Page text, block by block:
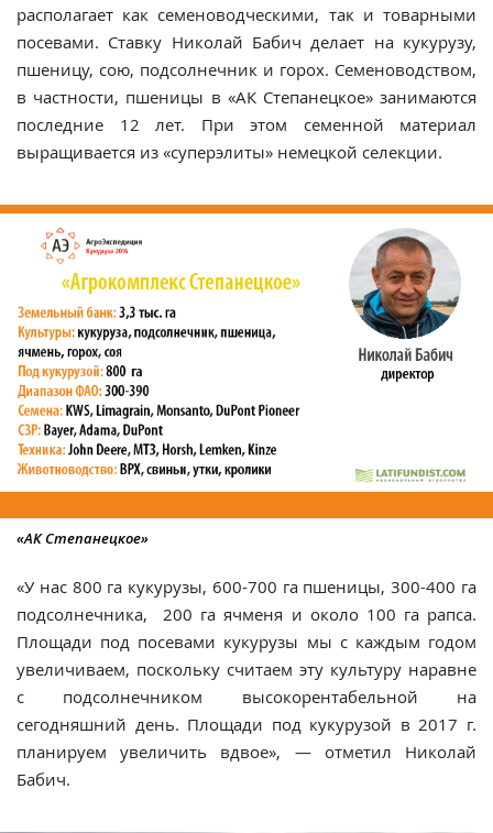
располагает как семеноводческими, так и товарными
посевами. Ставку Николай Бабич делает на кукурузу,
пшеницу, сою, подсолнечник и горох. Семеноводством,
в частности, пшеницы в «АК Степанецкое» занимаются
последние 12 лет. При этом семенной материал
выращивается из «суперэлиты» немецкой селекции.
«АК Степанецкое»
«У нас 800 га кукурузы, 600-700 га пшеницы, 300-400 га
подсолнечника, 200 га ячменя и около 100 га рапса.
Площади под посевами кукурузы мы с каждым годом
увеличиваем, поскольку считаем эту культуру наравне
с подсолнечником высокорентабельной на
сегодняшний день. Площади под кукурузой в 2017 г.
планируем увеличить вдвое», — отметил Николай
Бабич.